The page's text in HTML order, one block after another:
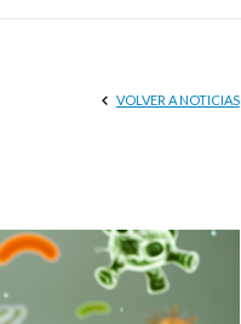
VOLVER A NOTICIAS